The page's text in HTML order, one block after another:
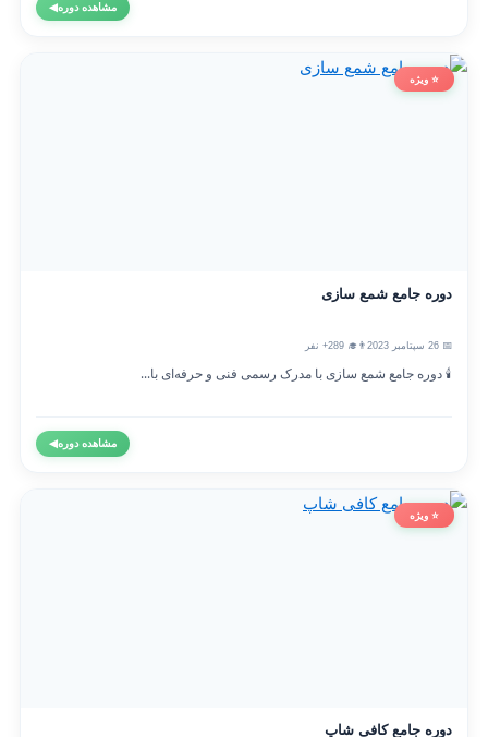
مشاهده دوره◀
⭐ ویژه
دوره جامع شمع سازی
👨‍🎓 289+ نفر
🕯️ دوره جامع شمع سازی با مدرک رسمی فنی و حرفه‌ای با...
مشاهده دوره◀
⭐ ویژه
دوره جامع کافی شاپ